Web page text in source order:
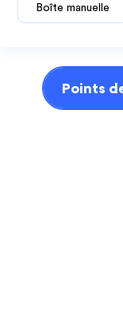
Boîte manuelle
Points